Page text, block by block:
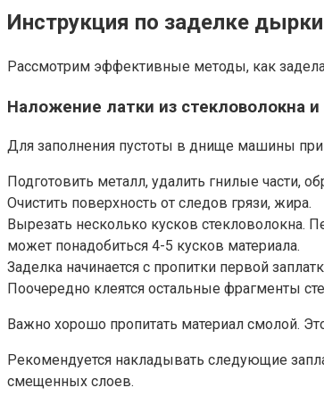
Инструкция по заделке
Рассмотрим эффективные методы, как
Наложение латки из стекловолокна
Для заполнения пустоты в днище машины
Подготовить металл, удалить гнилые части,
Очистить поверхность от следов грязи, жира.
Вырезать несколько кусков
может понадобиться 4-5 кусков материала.
Заделка начинается с пропитки первой
Поочередно клеятся остальные фрагменты
Важно хорошо пропитать материал смолой.
Рекомендуется накладывать следующие
смещенных слоев.